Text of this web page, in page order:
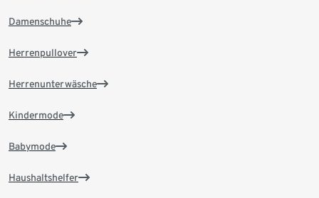
Damenschuhe
Herrenpullover
Herrenunterwäsche
Kindermode
Babymode
Haushaltshelfer